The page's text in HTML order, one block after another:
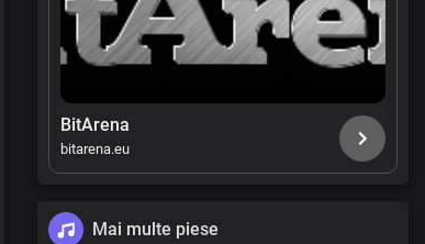
BitArena
bitarena.eu
Mai multe piese